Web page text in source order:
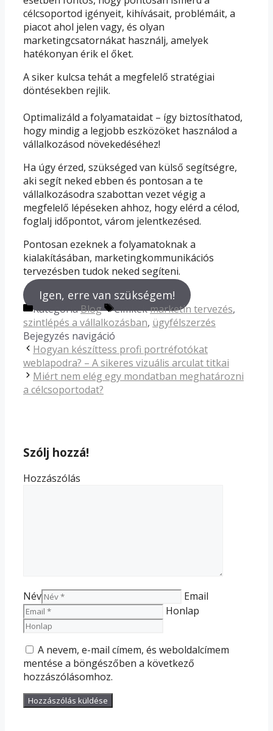
célcsoportod igényeit, kihívásait, problémáit, a
piacot ahol jelen vagy, és olyan
marketingcsatornákat használj, amelyek
hatékonyan érik el őket.
A siker kulcsa tehát a megfelelő stratégiai
döntésekben rejlik.
Optimalizáld a folyamataidat – így biztosíthatod,
hogy mindig a legjobb eszközöket használod a
vállalkozásod növekedéséhez!
Ha úgy érzed, szükséged van külső segítségre,
aki segít neked ebben és pontosan a te
vállalkozásodra szabottan vezet végig a
megfelelő lépéseken ahhoz, hogy elérd a célod,
foglalj időpontot, várom jelentkezésed.
Pontosan ezeknek a folyamatoknak a
kialakításában, marketingkommunikációs
tervezésben tudok neked segíteni.
Igen, erre van szükségem!
KategóriaBlog Címkékmarketin tervezés,
szintlépés a vállalkozásban, ügyfélszerzés
Bejegyzés navigáció
Hogyan készíttess profi portréfotókat
weblapodra? – A sikeres vizuális arculat titkai
Miért nem elég egy mondatban meghatározni
a célcsoportodat?
Szólj hozzá!
Hozzászólás
Név
Email
Honlap
A nevem, e-mail címem, és weboldalcímem
mentése a böngészőben a következő
hozzászólásomhoz.